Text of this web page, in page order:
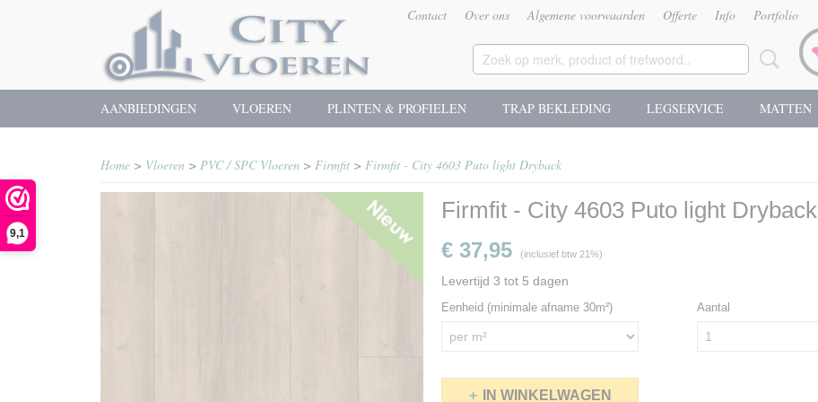
9,1
Contact Over ons Algemene voorwaarden Offerte Info Portfolio
AANBIEDINGEN VLOEREN PLINTEN & PROFIELEN TRAP BEKLEDING LEGSERVICE MATTEN
Home > Vloeren > PVC / SPC Vloeren > Firmfit > Firmfit - City 4603 Puto light Dryback
Firmfit - City 4603 Puto light Dryback
€ 37,95 (inclusief btw 21%)
Levertijd 3 tot 5 dagen
Eenheid (minimale afname 30m²) Aantal
IN WINKELWAGEN